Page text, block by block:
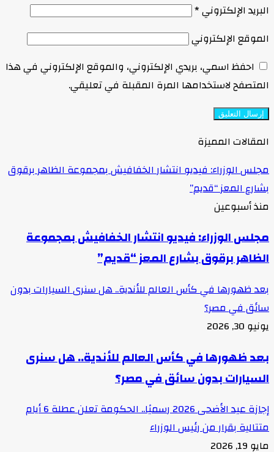
البريد الإلكتروني*
الموقع الإلكتروني
احفظ اسمي، بريدي الإلكتروني، والموقع الإلكتروني في هذا
المتصفح لاستخدامها المرة المقبلة في تعليقي.
المقالات المميزة
مجلس الوزراء: فيديو انتشار الخفافيش بمجموعة الظاهر برقوق
بشارع المعز “قديم”
منذ أسبوعين
مجلس الوزراء: فيديو انتشار الخفافيش بمجموعة
الظاهر برقوق بشارع المعز “قديم”
بعد ظهورها في كأس العالم للأندية.. هل سنرى السيارات بدون
سائق في مصر؟
يونيو 30, 2026
بعد ظهورها في كأس العالم للأندية.. هل سنرى
السيارات بدون سائق في مصر؟
إجازة عيد الأضحى 2026 رسميًا.. الحكومة تعلن عطلة 6 أيام
متتالية بقرار من رئيس الوزراء
مايو 19, 2026